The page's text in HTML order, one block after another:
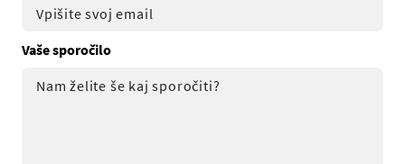
Vaše sporočilo